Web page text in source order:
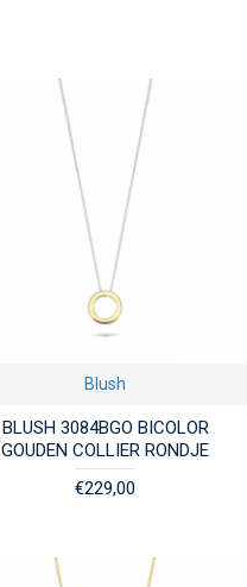
Blush
BLUSH 3084BGO BICOLOR
GOUDEN COLLIER RONDJE
€229,00